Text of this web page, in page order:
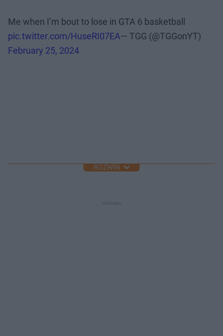
Me when I’m bout to lose in GTA 6 basketball
pic.twitter.com/HuseRI07EA— TGG (@TGGonYT)
February 25, 2024
ROZWIŃ